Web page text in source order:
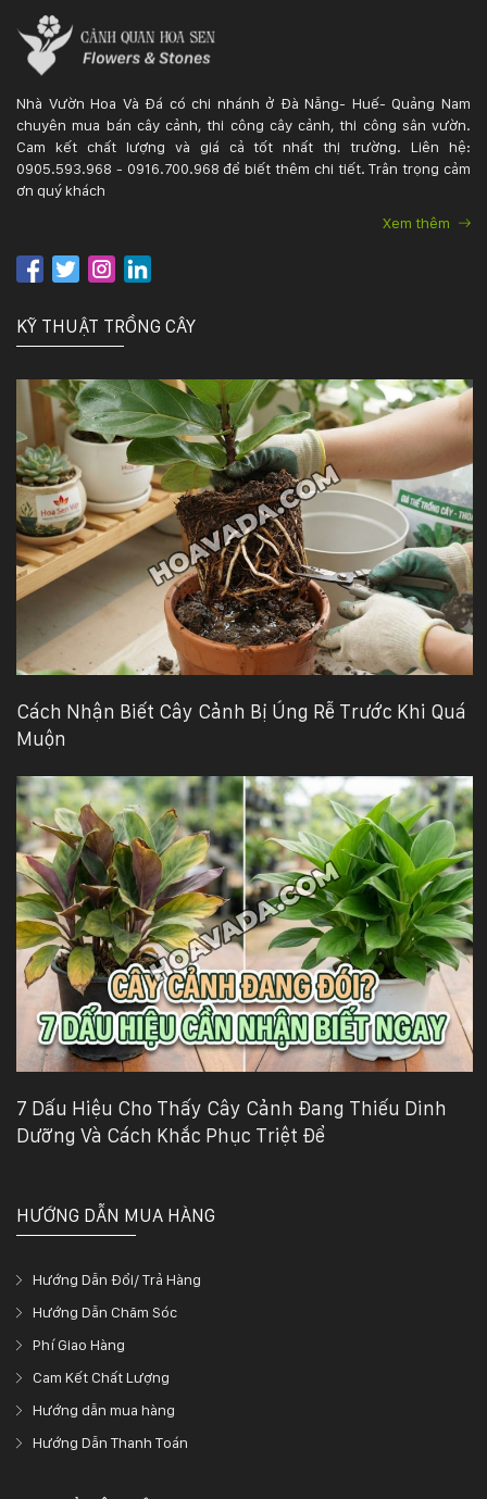
Nhà Vườn Hoa Và Đá có chi nhánh ở Đà Nẵng- Huế- Quảng Nam
chuyên mua bán cây cảnh, thi công cây cảnh, thi công sân vườn.
Cam kết chất lượng và giá cả tốt nhất thị trường. Liên hệ:
0905.593.968 - 0916.700.968 để biết thêm chi tiết. Trân trọng cảm
ơn quý khách
Xem thêm
KỸ THUẬT TRỒNG CÂY
Cách Nhận Biết Cây Cảnh Bị Úng Rễ Trước Khi Quá
Muộn
7 Dấu Hiệu Cho Thấy Cây Cảnh Đang Thiếu Dinh
Dưỡng Và Cách Khắc Phục Triệt Để
HƯỚNG DẪN MUA HÀNG
Hướng Dẫn Đổi/ Trả Hàng
Hướng Dẫn Chăm Sóc
Phí Giao Hàng
Cam Kết Chất Lượng
Hướng dẫn mua hàng
Hướng Dẫn Thanh Toán